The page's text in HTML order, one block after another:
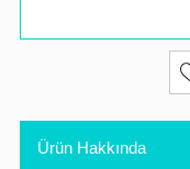
Ürün Hakkında